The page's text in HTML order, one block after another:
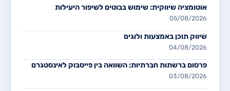
אוטומציה שיווקית: שימוש בבוטים לשיפור היעילות
05/08/2026
שיווק תוכן באמצעות ולוגים
04/08/2026
פרסום ברשתות חברתיות: השוואה בין פייסבוק לאינסטגרם
03/08/2026